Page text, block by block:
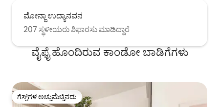
ಮೋನ್ಜಾ ಉದ್ಯಾನವನ
207 ಸ್ಥಳೀಯರು ಶಿಫಾರಸು ಮಾಡಿದ್ದಾರೆ
ವೈಫೈ ಹೊಂದಿರುವ ಕಾಂಡೋ ಬಾಡಿಗೆಗಳು
ಗೆಸ್ಟ್‌ಗಳ ಅಚ್ಚುಮೆಚ್ಚಿನದು
ಗೆಸ್ಟ್‌ಗಳ ಅಚ್ಚುಮೆಚ್ಚಿನದು